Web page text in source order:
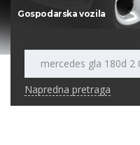
Gospodarska vozila
Napredna pretraga